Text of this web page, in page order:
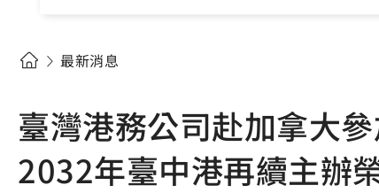
最新消息
臺灣港務公司赴加拿大
2032年臺中港再續主辦